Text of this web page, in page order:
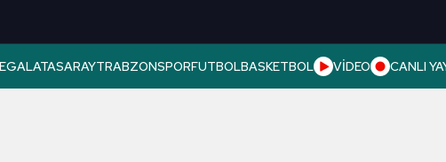
GALATASARAYTRABZONSPORFUTBOLBASKETBOL VİDEO CANLI